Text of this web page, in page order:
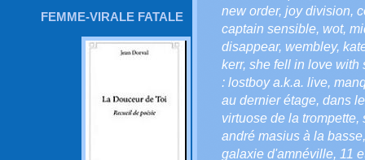
FEMME-VIRALE FATALE
new order, joy division,
captain sensible, wot,
disappear, wembley,
kerr, she fell in love with
: lostboy a.k.a. live,
au dernier étage, dans
virtuose de la trompette,
andré masius à la basse
galaxie d'amnéville, 11